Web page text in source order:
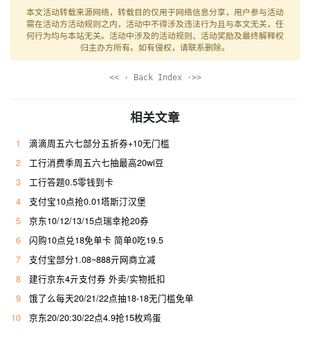
本文活动转载来源网络，转载目的仅用于网络信息分享，用户参与活动
需在活动方活动规则之内，活动中不得涉及违法行为且与本文无关，任
何行为均与本站无关。活动中涉及的活动规则、活动奖励及最终解释权
归主办方所有。如有侵权，请联系删除。
<< · Back Index ·>>
相关文章
1
滴滴周五六七部分五折券+10无门槛
2
工行消费季周五六七抽最高20wi豆
3
工行答题0.5零钱到卡
4
支付宝10点抢0.01塔斯汀汉堡
5
京东10/12/13/15点瑞幸抢20券
6
闪购10点兑18免单卡 简单0吃19.5
7
支付宝部分1.08~888亓网商立减
8
建行京东4亓支付券 外卖/实物抵扣
9
饿了么每天20/21/22点抽18-18无门槛免单
10
京东20/20:30/22点4.9抢15枚鸡蛋